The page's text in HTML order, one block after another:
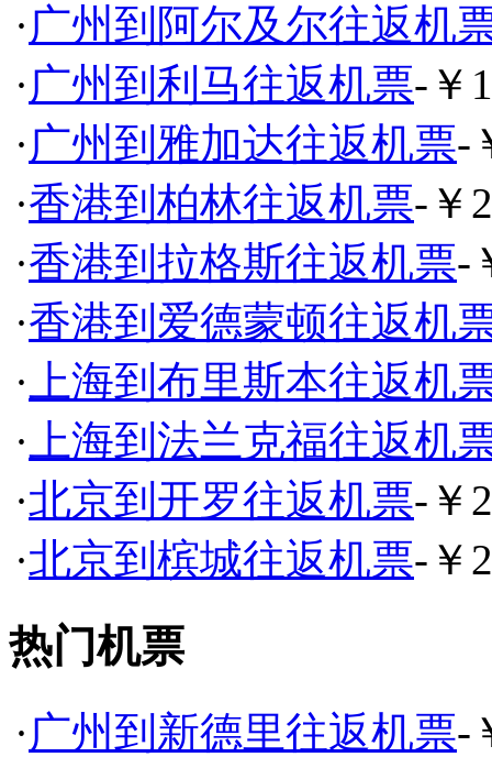
·广州到阿尔及尔往返机
·广州到利马往返机票-￥
·广州到雅加达往返机票-
·香港到柏林往返机票-￥
·香港到拉格斯往返机票-
·香港到爱德蒙顿往返机
· 上海到布里斯本往返机
· 上海到法兰克福往返机
·北京到开罗往返机票-￥
·北京到槟城往返机票-￥
热门机票
·广州到新德里往返机票-